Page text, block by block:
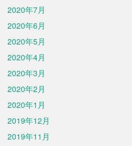
2020年7月
2020年6月
2020年5月
2020年4月
2020年3月
2020年2月
2020年1月
2019年12月
2019年11月